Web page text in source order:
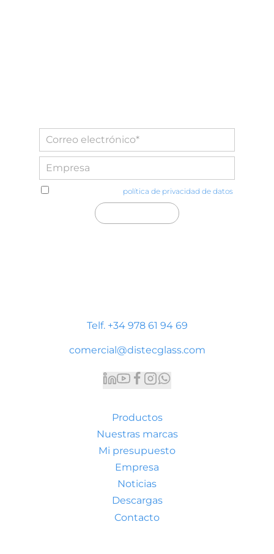
política de privacidad de datos
Telf. +34 978 61 94 69
comercial@distecglass.com
Productos
Nuestras marcas
Mi presupuesto
Empresa
Noticias
Descargas
Contacto